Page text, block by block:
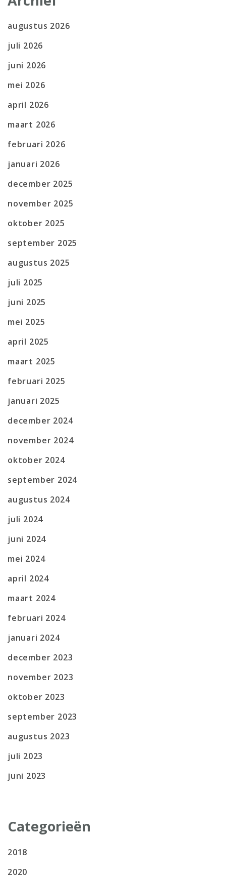
augustus 2026
juli 2026
juni 2026
mei 2026
april 2026
maart 2026
februari 2026
januari 2026
december 2025
november 2025
oktober 2025
september 2025
augustus 2025
juli 2025
juni 2025
mei 2025
april 2025
maart 2025
februari 2025
januari 2025
december 2024
november 2024
oktober 2024
september 2024
augustus 2024
juli 2024
juni 2024
mei 2024
april 2024
maart 2024
februari 2024
januari 2024
december 2023
november 2023
oktober 2023
september 2023
augustus 2023
juli 2023
juni 2023
Categorieën
2018
2020